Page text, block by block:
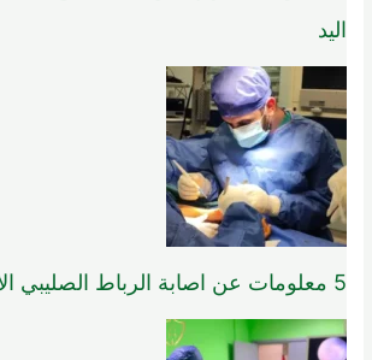
اليد
5 معلومات عن اصابة الرباط الصليبي الامامي